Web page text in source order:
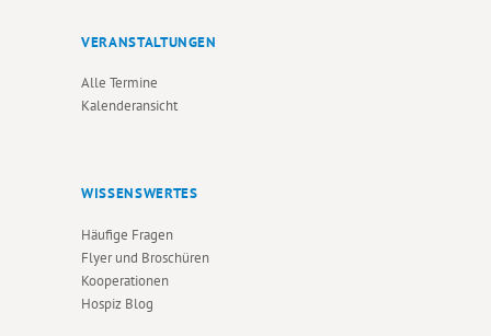
VERANSTALTUNGEN
Alle Termine
Kalenderansicht
WISSENSWERTES
Häufige Fragen
Flyer und Broschüren
Kooperationen
Hospiz Blog